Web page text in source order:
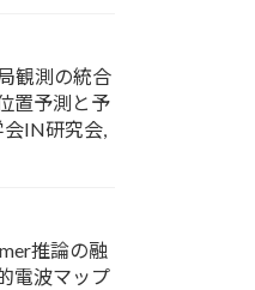
観測の統合
置予測と予
会IN研究会,
推論の融
電波マップ